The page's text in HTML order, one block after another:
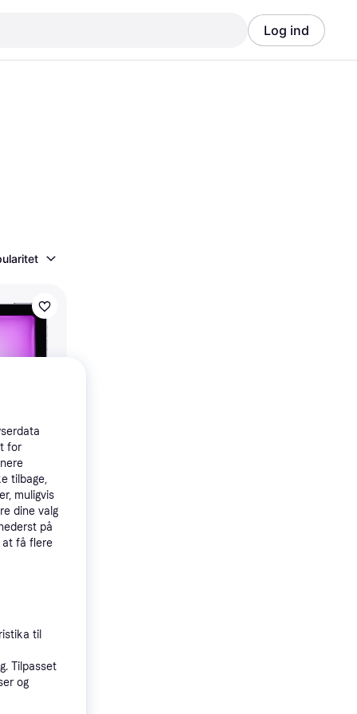
Log ind
for
tilbage,
muligvis
dine valg
på
at få flere
til
Tilpasset
og